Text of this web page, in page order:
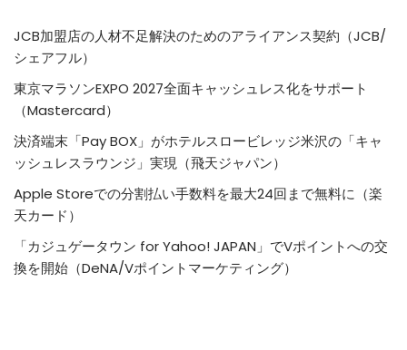
JCB加盟店の人材不足解決のためのアライアンス契約（JCB/
シェアフル）
東京マラソンEXPO 2027全面キャッシュレス化をサポート
（Mastercard）
決済端末「Pay BOX」がホテルスロービレッジ米沢の「キャ
ッシュレスラウンジ」実現（飛天ジャパン）
Apple Storeでの分割払い手数料を最大24回まで無料に（楽
天カード）
「カジュゲータウン for Yahoo! JAPAN」でVポイントへの交
換を開始（DeNA/Vポイントマーケティング）